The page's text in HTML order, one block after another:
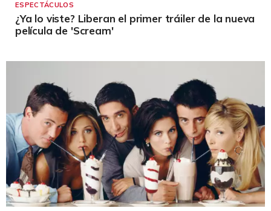
ESPECTÁCULOS
¿Ya lo viste? Liberan el primer tráiler de la nueva
película de 'Scream'